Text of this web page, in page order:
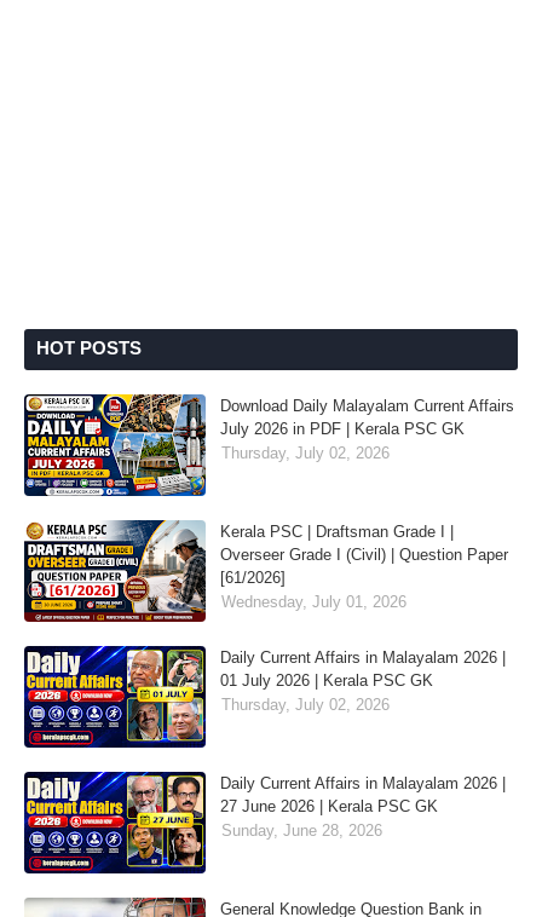
HOT POSTS
Download Daily Malayalam Current Affairs
July 2026 in PDF | Kerala PSC GK
Thursday, July 02, 2026
Kerala PSC | Draftsman Grade I |
Overseer Grade I (Civil) | Question Paper
[61/2026]
Wednesday, July 01, 2026
Daily Current Affairs in Malayalam 2026 |
01 July 2026 | Kerala PSC GK
Thursday, July 02, 2026
Daily Current Affairs in Malayalam 2026 |
27 June 2026 | Kerala PSC GK
Sunday, June 28, 2026
General Knowledge Question Bank in